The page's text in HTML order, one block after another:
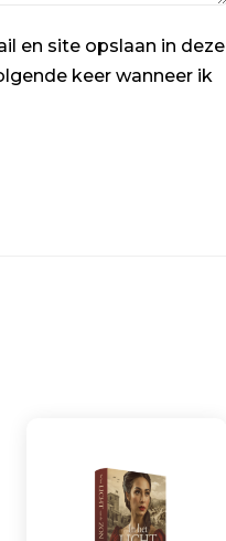
en site opslaan in deze
keer wanneer ik